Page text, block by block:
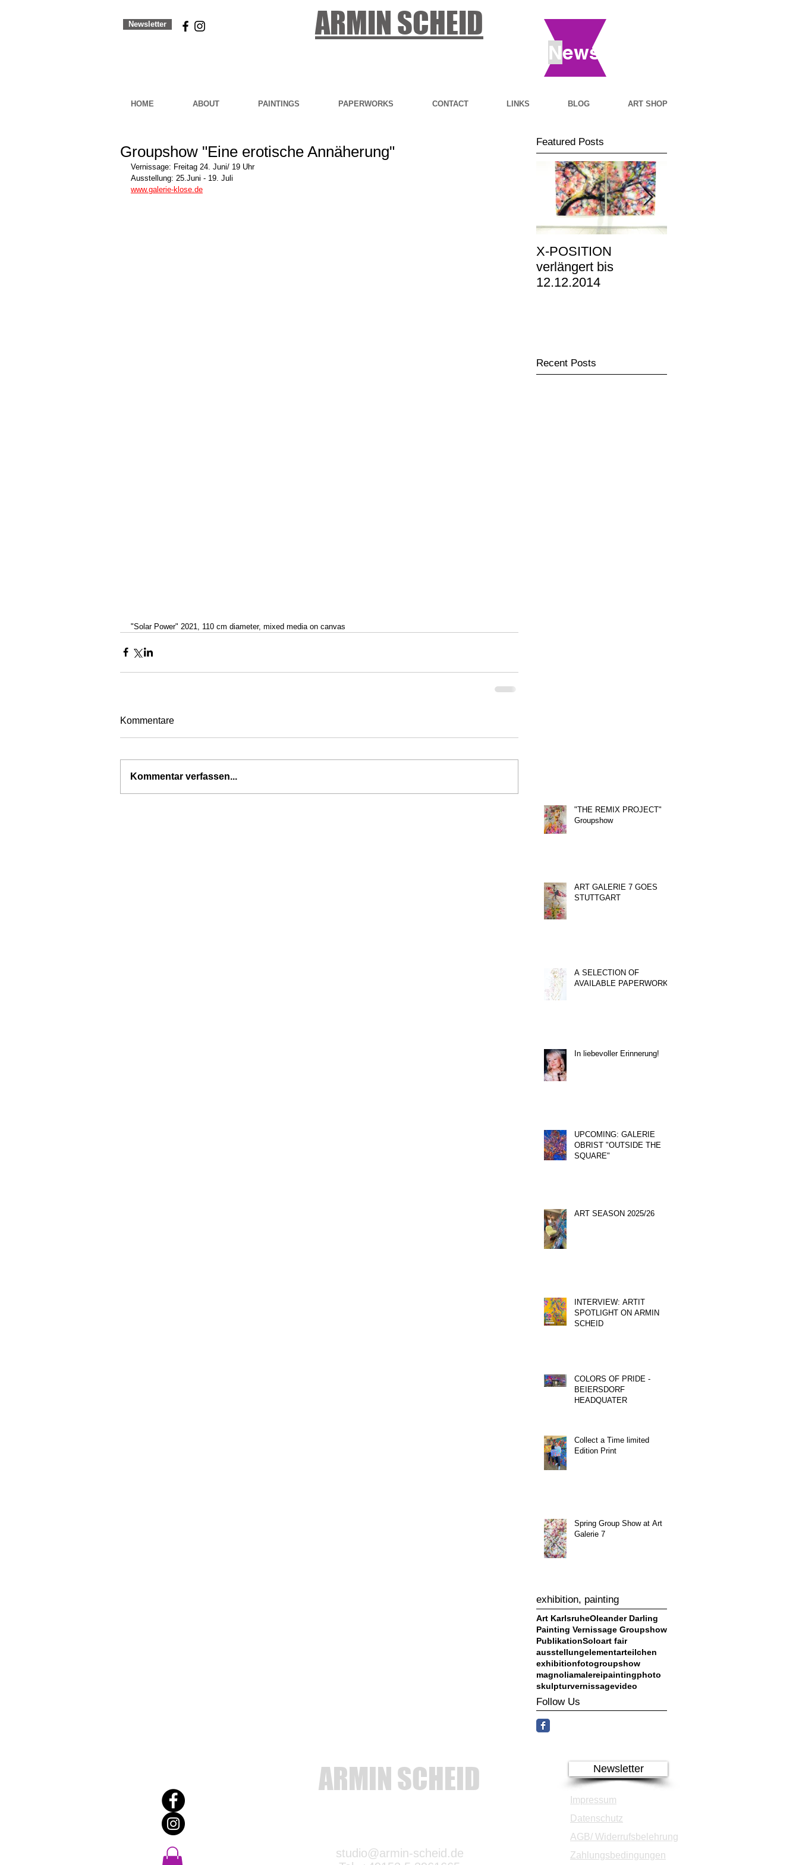
Newsletter ARMIN SCHEID
News
HOME ABOUT PAINTINGS PAPERWORKS CONTACT LINKS BLOG ART SHOP
Groupshow "Eine erotische Annäherung"
Vernissage: Freitag 24. Juni/ 19 Uhr
Ausstellung: 25.Juni - 19. Juli
www.galerie-klose.de
"Solar Power" 2021, 110 cm diameter, mixed media on canvas
Kommentare
Kommentar verfassen...
Featured Posts
X-POSITION
verlängert bis
12.12.2014
Recent Posts
"THE REMIX PROJECT"
Groupshow
ART GALERIE 7 GOES
STUTTGART
A SELECTION OF
AVAILABLE PAPERWORKS
In liebevoller Erinnerung!
UPCOMING: GALERIE
OBRIST "OUTSIDE THE
SQUARE"
ART SEASON 2025/26
INTERVIEW: ARTIT
SPOTLIGHT ON ARMIN
SCHEID
COLORS OF PRIDE -
BEIERSDORF
HEADQUATER
Collect a Time limited
Edition Print
Spring Group Show at Art
Galerie 7
exhibition, painting
Art KarlsruheOleander Darling
Painting Vernissage Groupshow
PublikationSoloart fair
ausstellungelementarteilchen
exhibitionfotogroupshow
magnoliamalereipaintingphoto
skulpturvernissagevideo
Follow Us
ARMIN SCHEID
studio@armin-scheid.de
Newsletter
Impressum
Datenschutz
AGB/ Widerrufsbelehrung
Zahlungsbedingungen